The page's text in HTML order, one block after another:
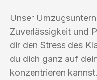
Unser
Zuverlässigkeit und
dir den Stress des
du dich ganz auf
konzentrieren